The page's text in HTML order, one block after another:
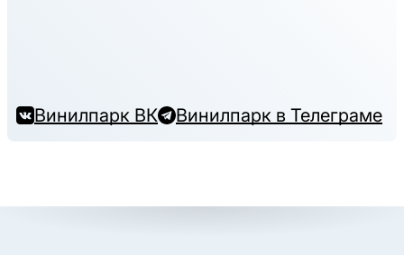
Винилпарк ВК Винилпарк в Телеграме